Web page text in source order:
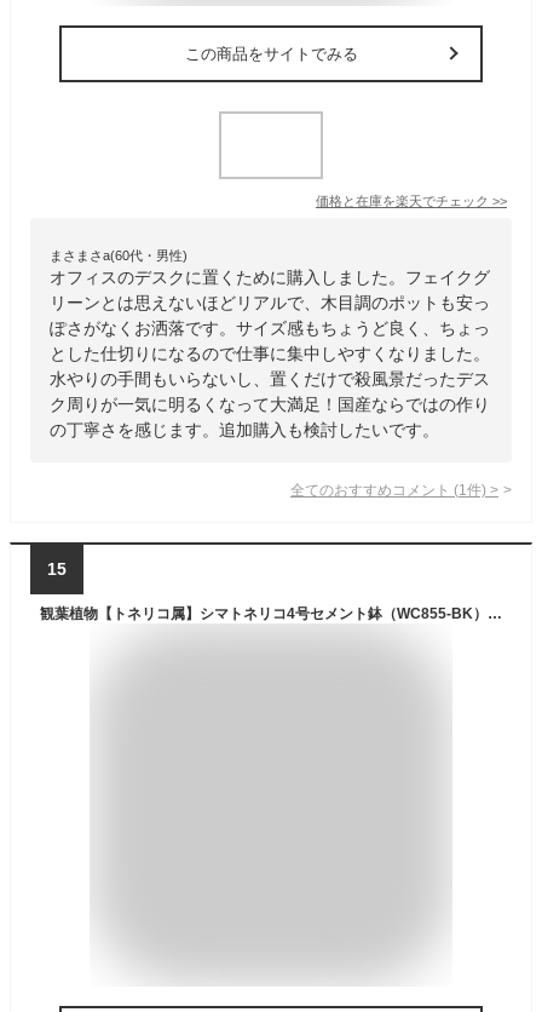
この商品をサイトでみる
価格と在庫を楽天でチェック >>
まさまさa(60代・男性)
オフィスのデスクに置くために購入しました。フェイクグ
リーンとは思えないほどリアルで、木目調のポットも安っ
ぽさがなくお洒落です。サイズ感もちょうど良く、ちょっ
とした仕切りになるので仕事に集中しやすくなりました。
水やりの手間もいらないし、置くだけで殺風景だったデス
ク周りが一気に明るくなって大満足！国産ならではの作り
の丁寧さを感じます。追加購入も検討したいです。
全てのおすすめコメント (1 件) >
15
観葉植物【トネリコ属】シマトネリコ4号セメント鉢（WC855-BK）（皿付RS120-BK）